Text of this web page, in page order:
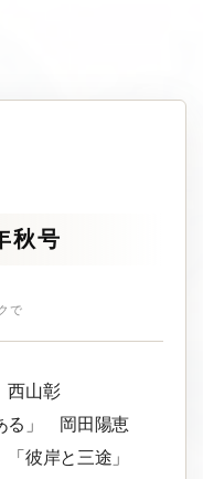
秋号
で
山彰
る」 岡田陽恵
彼岸と三途」